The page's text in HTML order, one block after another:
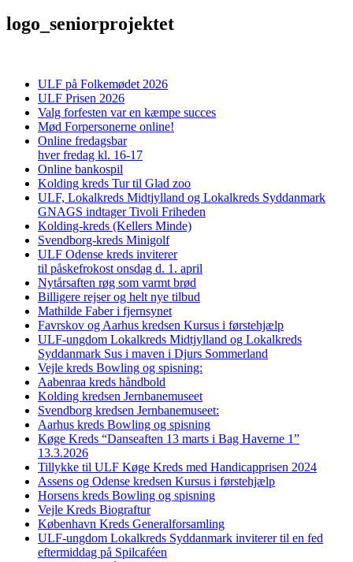
logo_seniorprojektet
ULF på Folkemødet 2026
ULF Prisen 2026
Valg forfesten var en kæmpe succes
Mød Forpersonerne online!
Online fredagsbar
hver fredag kl. 16-17
Online bankospil
Kolding kreds Tur til Glad zoo
ULF, Lokalkreds Midtjylland og Lokalkreds Syddanmark
GNAGS indtager Tivoli Friheden
Kolding-kreds (Kellers Minde)
Svendborg-kreds Minigolf
ULF Odense kreds inviterer
til påskefrokost onsdag d. 1. april
Nytårsaften røg som varmt brød
Billigere rejser og helt nye tilbud
Mathilde Faber i fjernsynet
Favrskov og Aarhus kredsen Kursus i førstehjælp
ULF-ungdom Lokalkreds Midtjylland og Lokalkreds
Syddanmark Sus i maven i Djurs Sommerland
Vejle kreds Bowling og spisning:
Aabenraa kreds håndbold
Kolding kredsen Jernbanemuseet
Svendborg kredsen Jernbanemuseet:
Aarhus kreds Bowling og spisning
Køge Kreds “Danseaften 13 marts i Bag Haverne 1”
13.3.2026
Tillykke til ULF Køge Kreds med Handicapprisen 2024
Assens og Odense kredsen Kursus i førstehjælp
Horsens kreds Bowling og spisning
Vejle Kreds Biograftur
København Kreds Generalforsamling
ULF-ungdom Lokalkreds Syddanmark inviterer til en fed
eftermiddag på Spilcaféen